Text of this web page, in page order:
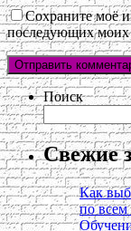
Сохраните моё
последующих моих
Поиск
Свежие
Как
по всем